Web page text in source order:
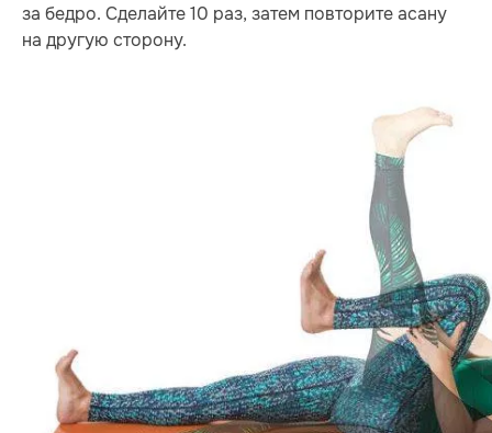
за бедро. Сделайте 10 раз, затем повторите асану
на другую сторону.